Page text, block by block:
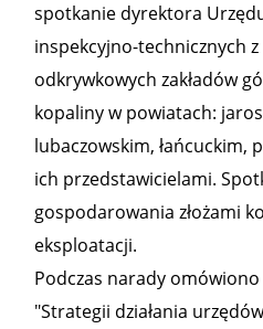
spotkanie dyrektora
inspekcyjno-technicznych
odkrywkowych zakładów
kopaliny w powiatach:
lubaczowskim, łańcuckim,
ich przedstawicielami.
gospodarowania złożami
eksploatacji.
Podczas narady omówiono
"Strategii działania